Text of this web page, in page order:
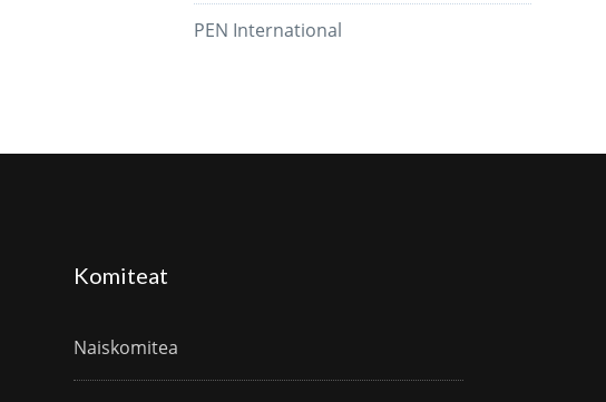
PEN International
Komiteat
Naiskomitea